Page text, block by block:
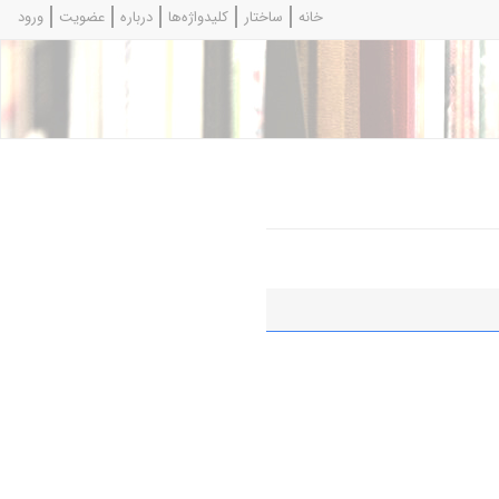
ورود عضویت درباره کلیدواژه‌ها ساختار خانه